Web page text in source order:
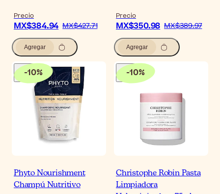
Precio
MX$384.94 MX$427.71
Agregar
Precio
MX$350.98 MX$389.97
Agregar
-10%
Phyto Nourishment
Champú Nutritivo
-10%
Christophe Robin Pasta
Limpiadora